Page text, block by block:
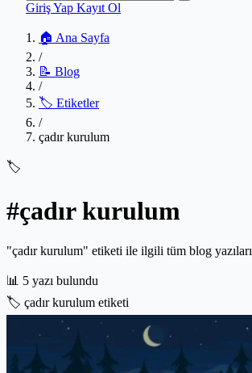
Giriş Yap Kayıt Ol
🏠 Ana Sayfa
/
📝 Blog
/
🏷️ Etiketler
/
çadır kurulum
🏷️
#çadır kurulum
"çadır kurulum" etiketi ile ilgili tüm blog yazıları
📊 5 yazı bulundu
🏷️ çadır kurulum etiketi